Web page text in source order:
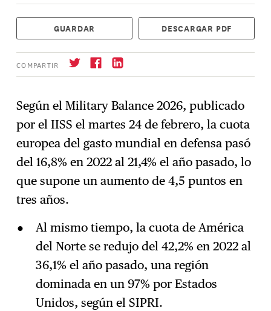
GUARDAR DESCARGAR PDF
COMPARTIR
→ Suscríbase
Según el Military Balance 2026, publicado
por el IISS el martes 24 de febrero, la cuota
europea del gasto mundial en defensa pasó
del 16,8% en 2022 al 21,4% el año pasado, lo
que supone un aumento de 4,5 puntos en
tres años.
Al mismo tiempo, la cuota de América
del Norte se redujo del 42,2% en 2022 al
36,1% el año pasado, una región
dominada en un 97% por Estados
Unidos, según el SIPRI.